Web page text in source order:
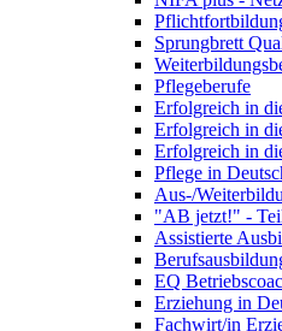
Sprungbrett
Pflegeberufe
Erfolgreich in
Erfolgreich in
Erfolgreich in
Pflege in
Aus-/
"AB jetzt!" -
Assistierte
EQ
Erziehung in
Fachwirt/in